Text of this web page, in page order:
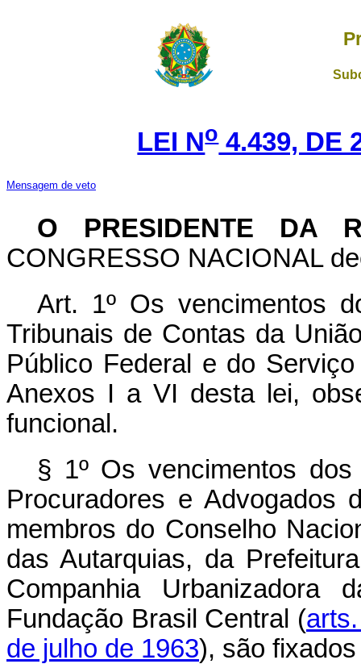
LEI No4.439, DE
Mensagem de veto
O PRESIDENTE DA
CONGRESSO NACIONAL
Art. 1º Os vencimentos
Tribunais de Contas da
Público Federal e do
Anexos I a VI desta lei,
funcional.
§ 1º Os vencimentos
Procuradores e Advogados
membros do Conselho
das Autarquias, da
Companhia
Fundação Brasil Central (
de julho de 1963), são